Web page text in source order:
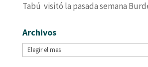
Tabú visitó la pasada semana
Archivos
Archivos